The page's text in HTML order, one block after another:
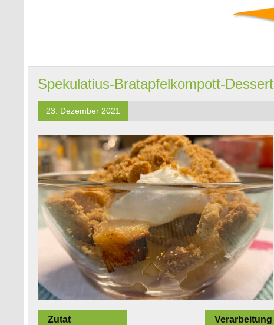
Spekulatius-Bratapfelkompott-Dessert
23. Dezember 2021
Zutat
Verarbeitung